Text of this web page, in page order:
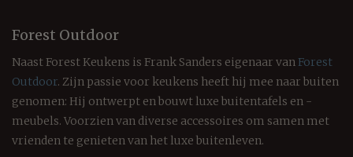
Forest Outdoor
Naast Forest Keukens is Frank Sanders eigenaar van Forest
Outdoor. Zijn passie voor keukens heeft hij mee naar buiten
genomen: Hij ontwerpt en bouwt luxe buitentafels en -
meubels. Voorzien van diverse accessoires om samen met
vrienden te genieten van het luxe buitenleven.